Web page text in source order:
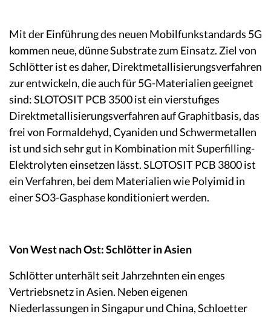
Mit der Einführung des neuen Mobilfunkstandards 5G
kommen neue, dünne Substrate zum Einsatz. Ziel von
Schlötter ist es daher, Direktmetallisierungsverfahren
zur entwickeln, die auch für 5G-Materialien geeignet
sind: SLOTOSIT PCB 3500 ist ein vierstufiges
Direktmetallisierungsverfahren auf Graphitbasis, das
frei von Formaldehyd, Cyaniden und Schwermetallen
ist und sich sehr gut in Kombination mit Superfilling-
Elektrolyten einsetzen lässt. SLOTOSIT PCB 3800 ist
ein Verfahren, bei dem Materialien wie Polyimid in
einer SO3-Gasphase konditioniert werden.
Von West nach Ost: Schlötter in Asien
Schlötter unterhält seit Jahrzehnten ein enges
Vertriebsnetz in Asien. Neben eigenen
Niederlassungen in Singapur und China, Schloetter